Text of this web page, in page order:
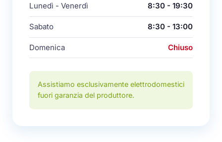
Lunedì - Venerdì 8:30 - 19:30
Sabato 8:30 - 13:00
Domenica Chiuso
Assistiamo esclusivamente elettrodomestici
fuori garanzia del produttore.